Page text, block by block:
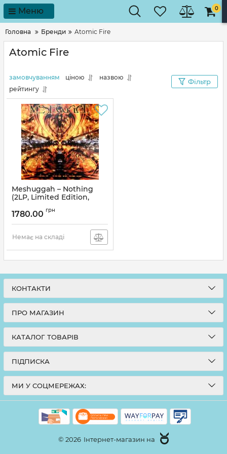
Меню 0
Головна Бренди Atomic Fire
Atomic Fire
замовчуванням ціною
назвою
рейтингу
Фільтр
Meshuggah – Nothing
(2LP, Limited Edition,
Артикул: 245919
1780.00 грн
Немає на складі
КОНТАКТИ
ПРО МАГАЗИН
КАТАЛОГ ТОВАРІВ
ПІДПИСКА
МИ У СОЦМЕРЕЖАХ:
© 2026 Інтернет-магазин на